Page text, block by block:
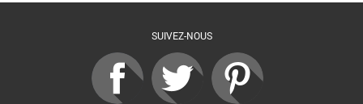
SUIVEZ-NOUS